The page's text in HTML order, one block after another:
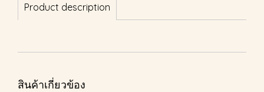
Product description
สินค้าเกี่ยวข้อง